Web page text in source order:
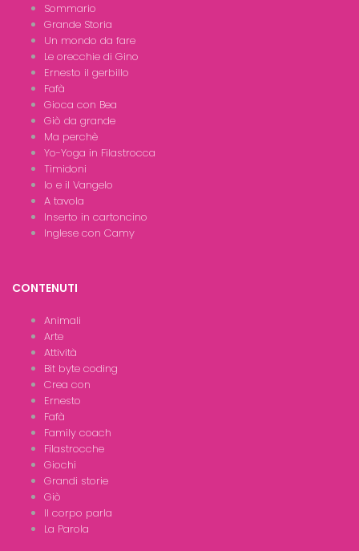
Sommario
Grande Storia
Un mondo da fare
Le orecchie di Gino
Ernesto il gerbillo
Fafà
Gioca con Bea
Giò da grande
Ma perchè
Yo-Yoga in Filastrocca
Timidoni
Io e il Vangelo
A tavola
Inserto in cartoncino
Inglese con Camy
CONTENUTI
Animali
Arte
Attività
Bit byte coding
Crea con
Ernesto
Fafà
Family coach
Filastrocche
Giochi
Grandi storie
Giò
Il corpo parla
La Parola